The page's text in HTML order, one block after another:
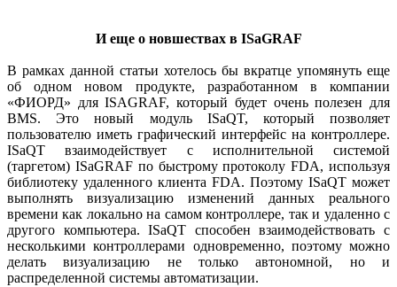
И еще о новшествах в ISaGRAF
В рамках данной статьи хотелось бы вкратце упомянуть еще
об одном новом продукте, разработанном в компании
«ФИОРД» для ISAGRAF, который будет очень полезен для
BMS. Это новый модуль ISaQT, который позволяет
пользователю иметь графический интерфейс на контроллере.
ISaQT взаимодействует с исполнительной системой
(таргетом) ISaGRAF по быстрому протоколу FDA, используя
библиотеку удаленного клиента FDA. Поэтому ISaQT может
выполнять визуализацию изменений данных реального
времени как локально на самом контроллере, так и удаленно с
другого компьютера. ISaQT способен взаимодействовать с
несколькими контроллерами одновременно, поэтому можно
делать визуализацию не только автономной, но и
распределенной системы автоматизации.